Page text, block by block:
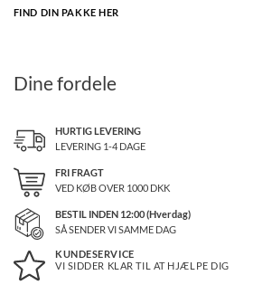
FIND DIN PAKKE HER
Dine fordele
HURTIG LEVERING
LEVERING 1-4 DAGE
FRI FRAGT
VED KØB OVER 1000DKK
BESTIL INDEN 12:00 (Hverdag)
SÅ SENDER VI SAMME DAG
KUNDESERVICE
VI SIDDER KLAR TIL AT HJÆLPE DIG